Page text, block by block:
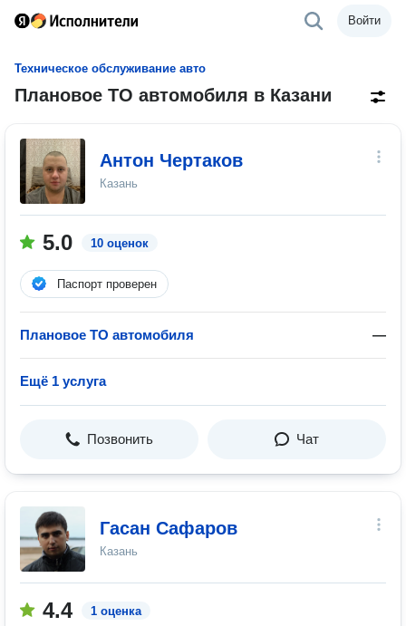
Войти
Техническое обслуживание авто
Плановое ТО автомобиля в Казани
Антон Чертаков
Казань
5.0 10 оценок
Паспорт проверен
Плановое ТО автомобиля —
Ещё 1 услуга
Позвонить Чат
Гасан Сафаров
Казань
4.4 1 оценка